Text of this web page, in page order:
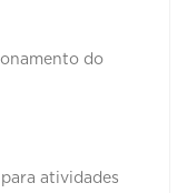
do
atividades